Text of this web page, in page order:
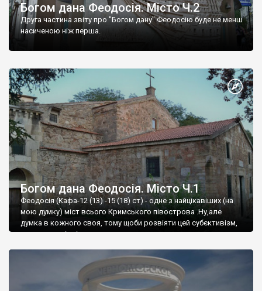
Богом дана Феодосія. Місто Ч.2
Друга частина звіту про "Богом дану" Феодосію буде не менш
насиченою ніж перша.
Богом дана Феодосія. Місто Ч.1
Феодосія (Кафа-12 (13) -15 (18) ст) - одне з найцікавіших (на
мою думку) міст всього Кримського півострова .Ну,але
думка в кожного своя, тому щоби розвіяти цей субєктивізм,
запрошую відвідати це